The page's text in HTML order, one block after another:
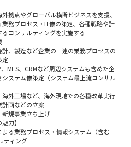
拠点やグローバル横断ビジネスを支援、
業務プロセス・IT像の策定、各種戦略や計
コンサルティングを実施する
計、製造など企業の一連の業務プロセスの
定
、MES、CRMなど周辺システムも含めた企
システム像策定（システム最上流コンサル
海外工場など、海外現地での各種改革実行
計画などの立案
新規事業立ち上げ
力】
よる業務プロセス・情報システム（含む
ティング